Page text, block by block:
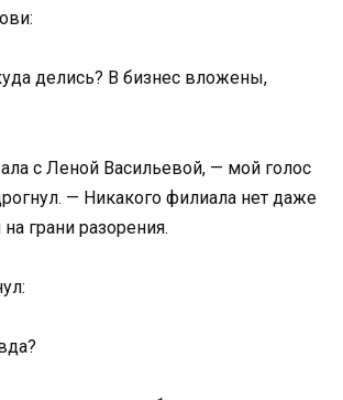
делись? В бизнес вложены,
с Леной Васильевой, — мой голос
— Никакого филиала нет даже
грани разорения.